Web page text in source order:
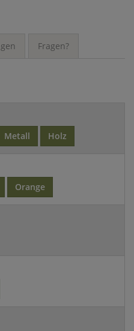
Fragen?
Metall Holz
Orange